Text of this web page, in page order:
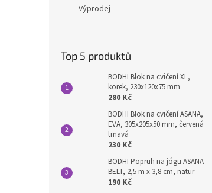
Výprodej
Top 5 produktů
BODHI Blok na cvičení XL,
korek, 230x120x75 mm
280 Kč
BODHI Blok na cvičení ASANA,
EVA, 305x205x50 mm, červená
tmavá
230 Kč
BODHI Popruh na jógu ASANA
BELT, 2,5 m x 3,8 cm, natur
190 Kč